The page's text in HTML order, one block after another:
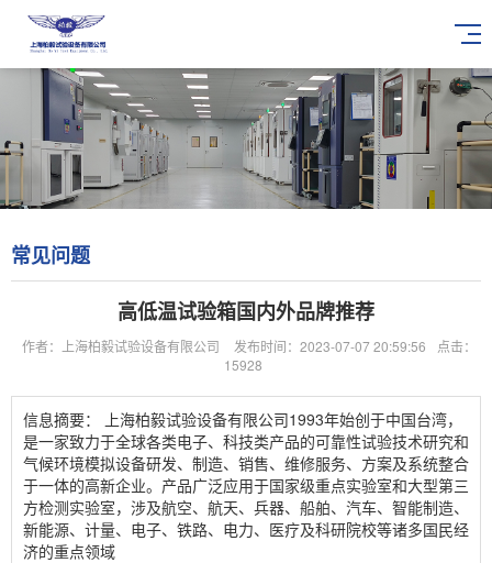
常见问题
高低温试验箱国内外品牌推荐
作者：上海柏毅试验设备有限公司 发布时间：2023-07-07 20:59:56
点击：
15928
信息摘要：
上海柏毅试验设备有限公司1993年始创于中国台湾，
是一家致力于全球各类电子、科技类产品的可靠性试验技术研究和
气候环境模拟设备研发、制造、销售、维修服务、方案及系统整合
于一体的高新企业。产品广泛应用于国家级重点实验室和大型第三
方检测实验室，涉及航空、航天、兵器、船舶、汽车、智能制造、
新能源、计量、电子、铁路、电力、医疗及科研院校等诸多国民经
济的重点领域